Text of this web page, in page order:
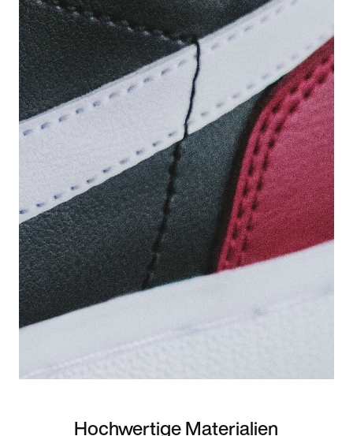
Hochwertige Materialien